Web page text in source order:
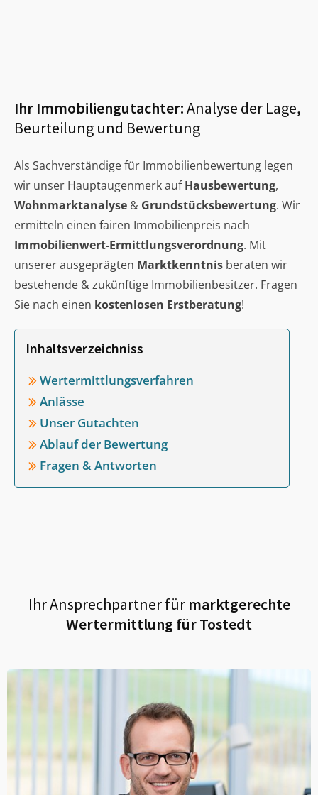
Ihr Immobiliengutachter:Analyse der Lage,
Beurteilung und Bewertung
Als Sachverständige für Immobilienbewertung legen
wir unser Hauptaugenmerk aufHausbewertung,
Wohnmarktanalyse & Grundstücksbewertung. Wir
ermitteln einen fairen Immobilienpreis nach
Immobilienwert-Ermittlungsverordnung. Mit
unserer ausgeprägten Marktkenntnis beraten wir
bestehende & zukünftige Immobilienbesitzer. Fragen
Sie nach einen kostenlosen Erstberatung!
Inhaltsverzeichniss
Wertermittlungsverfahren
Anlässe
Unser Gutachten
Ablauf der Bewertung
Fragen & Antworten
Ihr Ansprechpartner fürmarktgerechte
Wertermittlung fürTostedt